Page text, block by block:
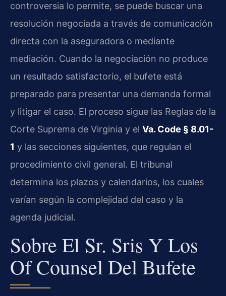
controversia lo permite, se puede buscar una
resolución negociada a través de comunicación
directa con la aseguradora o mediante
mediación. Cuando la negociación no produce
un resultado satisfactorio, el bufete está
preparado para presentar una demanda formal
y litigar el caso. El proceso sigue las Reglas de la
Corte Suprema de Virginia y el Va. Code § 8.01-
1 y las secciones siguientes, que regulan el
procedimiento civil general. El tribunal
determina los plazos y calendarios, los cuales
varían según la complejidad del caso y la
agenda judicial.
Sobre El Sr. Sris Y Los
Of Counsel Del Bufete